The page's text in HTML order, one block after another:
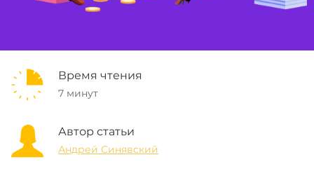
Время чтения
7 минут
Автор статьи
Андрей Синявский